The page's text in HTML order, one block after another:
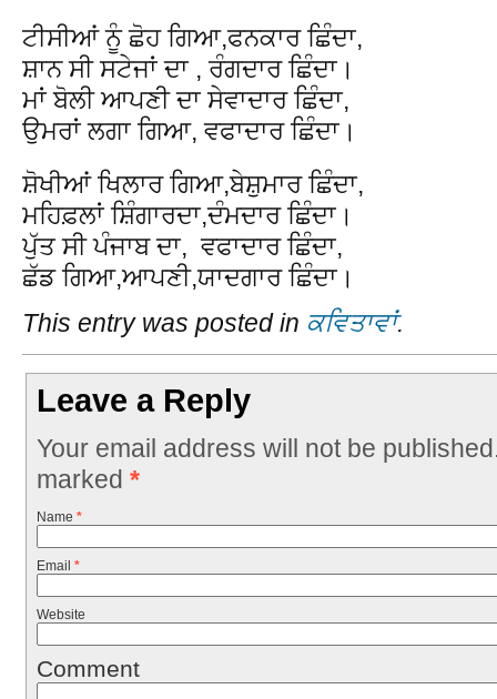
ਟੀਸੀਆਂ ਨੂੰ ਛੋਹ ਗਿਆ,ਫਨਕਾਰ ਛਿੰਦਾ,
ਸ਼ਾਨ ਸੀ ਸਟੇਜਾਂ ਦਾ , ਰੰਗਦਾਰ ਛਿੰਦਾ।
ਮਾਂ ਬੋਲੀ ਆਪਣੀ ਦਾ ਸੇਵਾਦਾਰ ਛਿੰਦਾ,
ਉਮਰਾਂ ਲਗਾ ਗਿਆ, ਵਫਾਦਾਰ ਛਿੰਦਾ।
ਸ਼ੋਖੀਆਂ ਖਿਲਾਰ ਗਿਆ,ਬੇਸ਼ੁਮਾਰ ਛਿੰਦਾ,
ਮਹਿਫ਼ਲਾਂ ਸ਼ਿੰਗਾਰਦਾ,ਦੰਮਦਾਰ ਛਿੰਦਾ।
ਪੁੱਤ ਸੀ ਪੰਜਾਬ ਦਾ, ਵਫਾਦਾਰ ਛਿੰਦਾ,
ਛੱਡ ਗਿਆ,ਆਪਣੀ,ਯਾਦਗਾਰ ਛਿੰਦਾ।
This entry was posted in ਕਵਿਤਾਵਾਂ.
Leave a Reply
Your email address will not be
marked *
Name *
Email *
Website
Comment